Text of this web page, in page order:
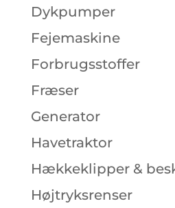
Dykpumper
Fejemaskine
Forbrugsstoffer
Fræser
Generator
Havetraktor
Hækkeklipper &
Højtryksrenser